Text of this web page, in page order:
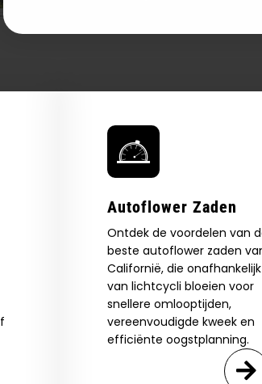
Autoflower Zaden
Ontdek de voordelen van
beste autoflower zaden
Californië, die onafhankelijk
van lichtcycli bloeien voor
snellere omlooptijden,
vereenvoudigde kweek en
efficiënte oogstplanning.